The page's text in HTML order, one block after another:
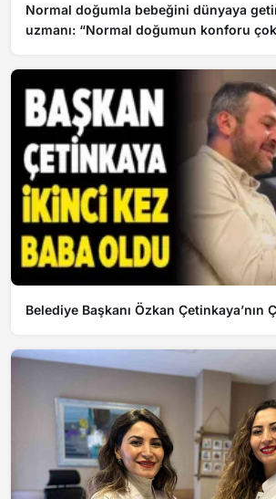
Normal doğumla bebeğini dünyaya
uzmanı: “Normal doğumun konforu
Belediye Başkanı Özkan Çetinkaya’nın